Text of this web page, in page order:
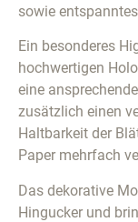
sowie
Ein besonderes
hochwertigen
eine
zusätzlich einen
Haltbarkeit der
Paper mehrfach
Das dekorative
Hingucker und